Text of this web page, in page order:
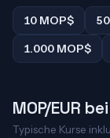
10 MOP$
1.000 MOP$
MOP/EUR
Typische Kurse